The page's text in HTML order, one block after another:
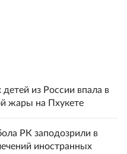
из России впала в
жары на Пхукете
РК заподозрили в
иностранных